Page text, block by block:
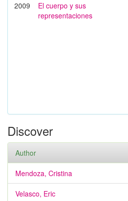
2009
El cuerpo y sus
representaciones
Discover
Author
Mendoza, Cristina
Velasco, Eric